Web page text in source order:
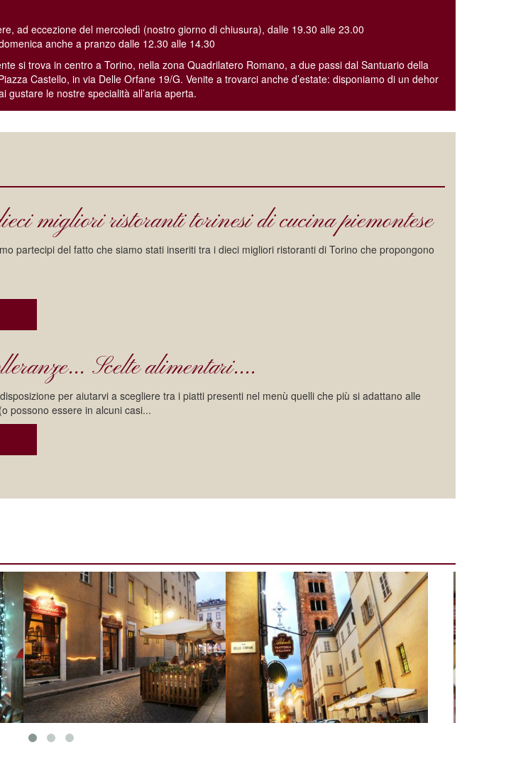
ad eccezione del mercoledì (nostro giorno di chiusura), dalle 19.30 alle 23.00
anche a pranzo dalle 12.30 alle 14.30
si trova in centro a Torino, nella zona Quadrilatero Romano, a due passi dal Santuario della
Castello, in via Delle Orfane 19/G. Venite a trovarci anche d’estate: disponiamo di un dehor
gustare le nostre specialità all’aria aperta.
migliori ristoranti torinesi di cucina piemontese
partecipi del fatto che siamo stati inseriti tra i dieci migliori ristoranti di Torino che propongono
Scelte alimentari....
per aiutarvi a scegliere tra i piatti presenti nel menù quelli che più si adattano alle
possono essere in alcuni casi...